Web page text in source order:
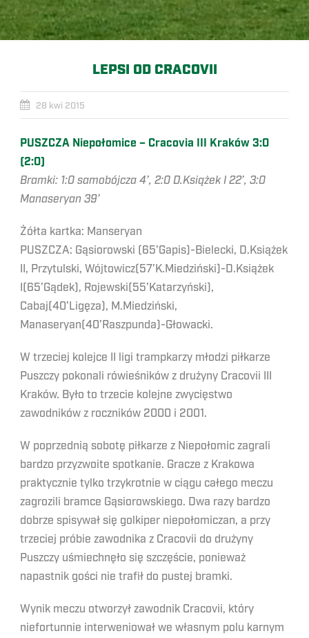
LEPSI OD CRACOVII
28 kwi 2015
PUSZCZA Niepołomice – Cracovia III Kraków 3:0
(2:0)
Bramki: 1:0 samobójcza 4’, 2:0 D.Książek I 22’, 3:0
Manaseryan 39’
Żółta kartka: Manseryan
PUSZCZA: Gąsiorowski (65’Gapis)-Bielecki, D.Książek
II, Przytulski, Wójtowicz(57’K.Miedziński)-D.Książek
I(65’Gądek), Rojewski(55’Katarzyński),
Cabaj(40’Ligęza), M.Miedziński,
Manaseryan(40’Raszpunda)-Głowacki.
W trzeciej kolejce II ligi trampkarzy młodzi piłkarze
Puszczy pokonali rówieśników z drużyny Cracovii III
Kraków. Było to trzecie kolejne zwycięstwo
zawodników z roczników 2000 i 2001.
W poprzednią sobotę piłkarze z Niepołomic zagrali
bardzo przyzwoite spotkanie. Gracze z Krakowa
praktycznie tylko trzykrotnie w ciągu całego meczu
zagrozili bramce Gąsiorowskiego. Dwa razy bardzo
dobrze spisywał się golkiper niepołomiczan, a przy
trzeciej próbie zawodnika z Cracovii do drużyny
Puszczy uśmiechnęło się szczęście, ponieważ
napastnik gości nie trafił do pustej bramki.
Wynik meczu otworzył zawodnik Cracovii, który
niefortunnie interweniował we własnym polu karnym